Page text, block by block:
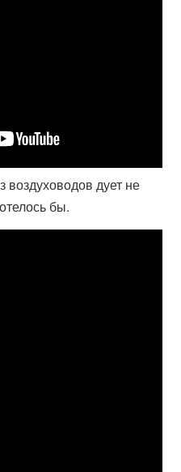
воздуховодов дует не
бы.